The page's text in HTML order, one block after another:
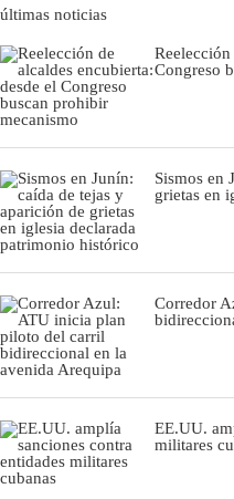
últimas noticias
Reelección
Congreso
Sismos en
grietas en
Corredor
EE.UU.
militares